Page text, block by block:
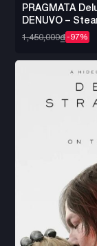
PRAGMATA
DENUVO –
1,450,000₫-97%